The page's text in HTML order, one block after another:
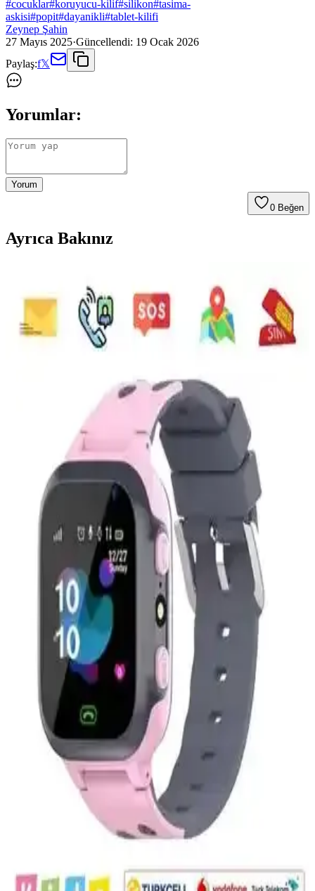
#cocuklar#koruyucu-kilif#silikon#tasima-
askisi#popit#dayanikli#tablet-kilifi
Zeynep Şahin
27 Mayıs 2025·Güncellendi: 19 Ocak 2026
Paylaş:f𝕏
Yorumlar:
Yorum
0 Beğen
Ayrıca Bakınız
Bilicra Vision Çocuk Akıllı Saatleri Güvenlik ve
Teknolojinin En İyi Birleşimi
Bilicra Vision çocuk akıllı saatleri, konum takibi, iletişim ve
dayanıklı tasarımıyla çocukların güvenliğini sağlar ve ebeveynlere
kontrol imkanı sunar.
Kablosuz Fare Karşılaştırması: Claw’s Pastel Style
ve Studz M6 Playrab Modelleri
İki kablosuz fareyi tasarım, DPI, bağlantı ve kullanıcı deneyimi
açısından karşılaştırıyoruz. Ergonomik ve şık tasarımlarıyla öne
çıkan modeller, kullanım alanlarına göre avantajlar sunuyor.
Çocuklar İçin Güvenli ve Konforlu Kedi Temalı
Kulaklık Seçenekleri ve Özellikleri
Çocuklar için uygun, güvenli ve konforlu kedi temalı kulaklıklar,
düşük ses seviyeleri ve yumuşak malzemelerle çocuk sağlığını korur,
ergonomik tasarımlarla uzun kullanım sağlar.
Lenovo Tab M10 128GB Dahili Depolama
Özellikleri ve Günlük Kullanım Avantajları
Lenovo Tab M10 128GB depolama kapasitesiyle uygulama, medya
ve dosya saklamada kullanıcılarına esneklik sağlar, günlük kullanım
ve eğlence için ideal bir seçenektir.
Samsung Galaxy Tab A11 ve A9 için
MobaxAksesuar Silikon Kılıfı Güvenlik ve Kullanım
Samsung Galaxy Tab A11 ve A9 modelleriyle uyumlu, dayanıklı
silikon malzemeden üretilmiş, darbeye ve çiziklere karşı koruyan,
stand özelliği ile kullanım kolaylığı sağlayan kılıf.
Çocuklar İçin Güvenli ve Eğitici Tablet Seçenekleri
ve Dikkat Edilmesi Gerekenler
Çocuklar için güvenli ve eğitici tablet seçiminde ebeveyn kontrolü,
dayanıklılık ve içerik kalitesi ön plandadır. Doğru özelliklerle
donatılmış tabletler, çocukların gelişimine katkı sağlar.
Akıllı Çocuk Saatleri Karşılaştırması: Güvenlik ve
Fonksiyonellik Analizi